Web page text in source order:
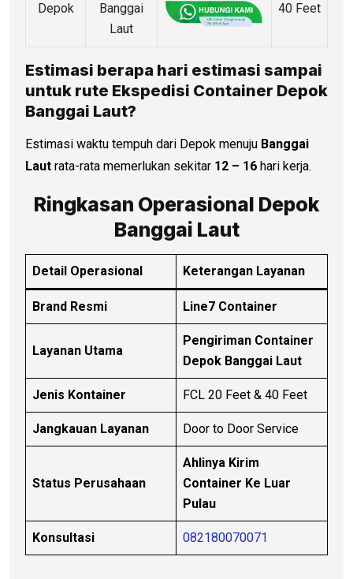
Depok
Banggai
Laut
40 Feet
Estimasi berapa hari estimasi sampai
untuk rute Ekspedisi Container Depok
Banggai Laut?
Estimasi waktu tempuh dari Depok menuju Banggai
Laut rata-rata memerlukan sekitar 12 – 16 hari kerja.
Ringkasan Operasional Depok
Banggai Laut
Detail Operasional Keterangan Layanan
Brand Resmi Line7 Container
Layanan Utama
Pengiriman Container
Depok Banggai Laut
Jenis Kontainer FCL 20 Feet & 40 Feet
Jangkauan Layanan Door to Door Service
Status Perusahaan
Ahlinya Kirim
Container Ke Luar
Pulau
Konsultasi 082180070071